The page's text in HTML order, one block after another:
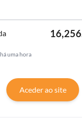
há uma hora
Aceder ao site